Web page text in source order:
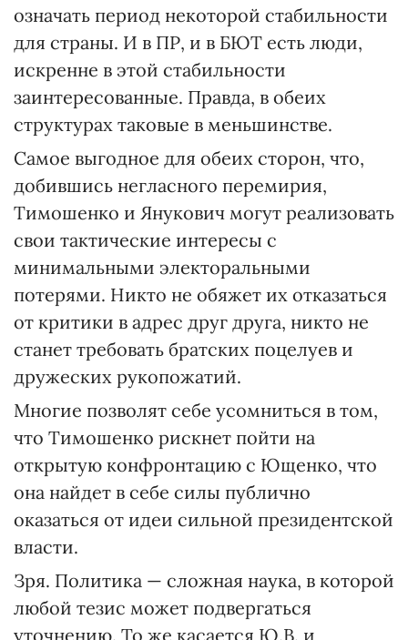
означать период некоторой стабильности
для страны. И в ПР, и в БЮТ есть люди,
искренне в этой стабильности
заинтересованные. Правда, в обеих
структурах таковые в меньшинстве.
Самое выгодное для обеих сто­рон, что,
добившись негласного перемирия,
Тимошенко и Янукович могут реализовать
свои тактические интересы с
минимальными электоральными
потерями. Никто не обяжет их отказаться
от критики в адрес друг друга, никто не
станет требовать братских поцелуев и
дружеских рукопожатий.
Многие позволят себе усомниться в том,
что Тимошенко рискнет пойти на
открытую конфронтацию с Ющенко, что
она найдет в себе силы публично
оказаться от идеи сильной президентской
власти.
Зря. Политика — сложная наука, в которой
любой тезис может подвергаться
уточнению. То же касается Ю.В. и